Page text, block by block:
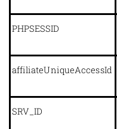
PHPSESSID
affiliateUniqueAccessId
SRV_ID